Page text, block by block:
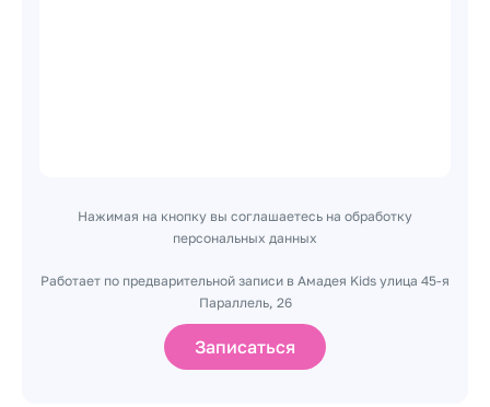
Нажимая на кнопку вы соглашаетесь на обработку
персональных данных
Работает по предварительной записи в Амадея Kids улица 45-я
Параллель, 26
Записаться